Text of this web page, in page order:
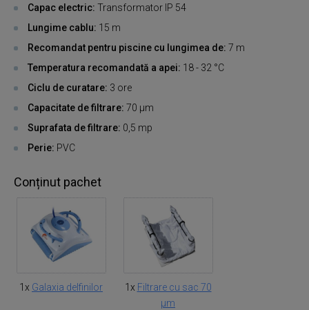
Capac electric: Transformator IP 54
Lungime cablu: 15 m
Recomandat pentru piscine cu lungimea de: 7 m
Temperatura recomandată a apei: 18 - 32 °C
Ciclu de curatare: 3 ore
Capacitate de filtrare: 70 µm
Suprafata de filtrare: 0,5 mp
Perie: PVC
Conținut pachet
1x Galaxia delfinilor 1x Filtrare cu sac 70
µm